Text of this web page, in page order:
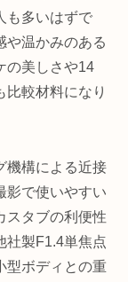
も多いはずで
や温かみのある
の美しさや14
較材料になり
機構による近接
影で使いやすい
スタブの利便性
社製F1.4単焦点
型ボディとの重